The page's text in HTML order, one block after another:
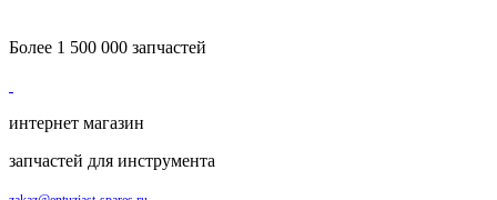
Более 1 500 000 запчастей
интернет магазин
запчастей для инструмента